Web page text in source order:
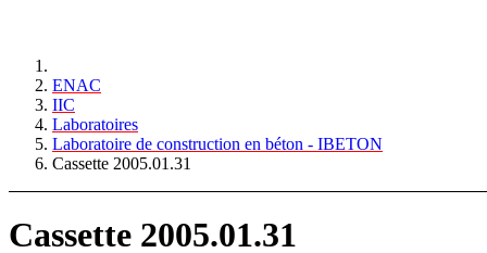
ENAC
IIC
Laboratoires
Laboratoire de construction en béton - IBETON
Cassette 2005.01.31
Cassette 2005.01.31